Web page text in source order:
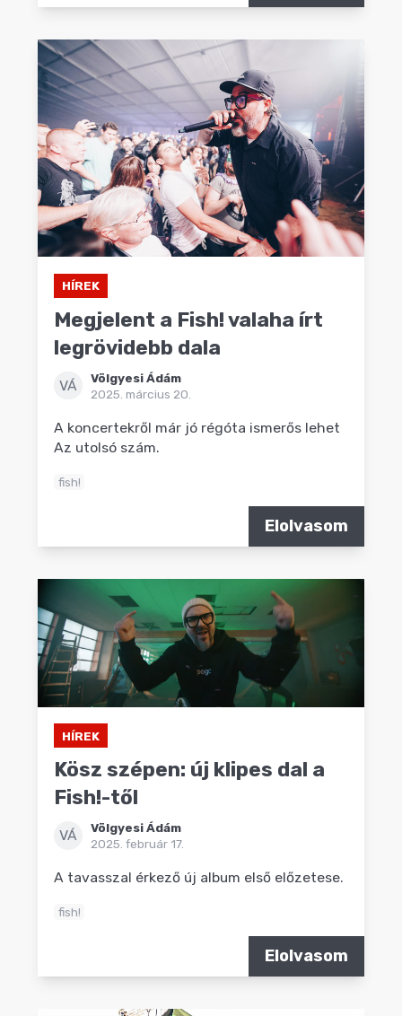
HÍREK
Megjelent a Fish! valaha írt
legrövidebb dala
VÁ
Völgyesi Ádám
2025. március 20.
A koncertekről már jó régóta ismerős lehet
Az utolsó szám.
fish!
Elolvasom
HÍREK
Kösz szépen: új klipes dal a
Fish!-től
VÁ
Völgyesi Ádám
2025. február 17.
A tavasszal érkező új album első előzetese.
fish!
Elolvasom